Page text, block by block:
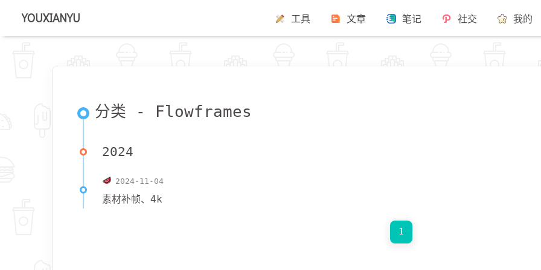
YOUXIANYU 工具 文章 笔记 社交 我的
分类 - Flowframes
2024
2024-11-04
素材补帧、4k
1